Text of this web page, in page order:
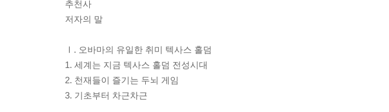
추천사
저자의 말
Ⅰ. 오바마의 유일한 취미 텍사스 홀덤
1. 세계는 지금 텍사스 홀덤 전성시대
2. 천재들이 즐기는 두뇌 게임
3. 기초부터 차근차근